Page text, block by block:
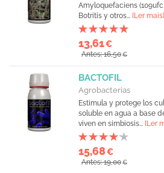
Amyloquefaciens
Botritis y otros... [Ler mais]
13,61€
Antes: 16,50€
BACTOFIL
Agrobacterias
Estimula y protege los
soluble en agua a base
viven en simbiosis... [Ler
15,68€
Antes: 19,00€